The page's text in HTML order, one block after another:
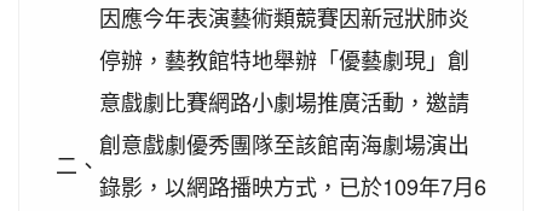
2020-10-27 賀!
本校學生參加109年桃園市議長盃
跆拳道錦標賽成績優異
2020-10-27 賀!
本校學生參加109年桃園市議長盃
跆拳道錦標賽成績優異
2020-10-27 賀!
本校學生參加運動i台灣109年桃園
市平鎮楊梅區羽球社區聯誼賽成績優異
二、
因應今年表演藝術類競賽因新冠狀肺炎
停辦，藝教館特地舉辦「優藝劇現」創
意戲劇比賽網路小劇場推廣活動，邀請
創意戲劇優秀團隊至該館南海劇場演出
錄影，以網路播映方式，已於109年7月6